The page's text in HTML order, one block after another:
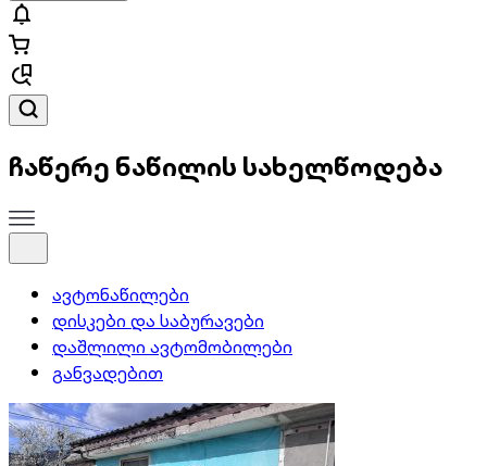
ჩაწერე ნაწილის სახელწოდება
ავტონაწილები
დისკები და საბურავები
დაშლილი ავტომობილები
განვადებით